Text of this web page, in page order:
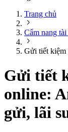
Trang chủ
Cẩm nang
Gửi tiết kiệm
Gửi tiết
online:
gửi, lãi